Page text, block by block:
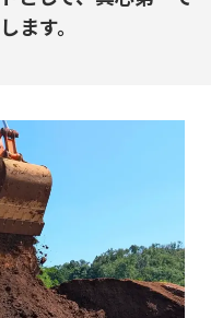
ます。